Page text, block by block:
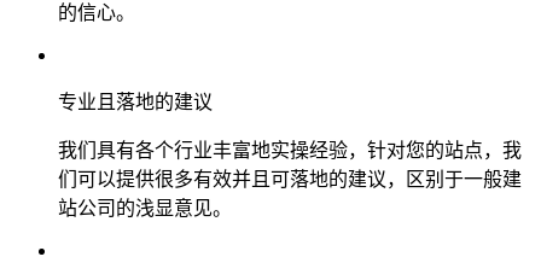
的信心。
专业且落地的建议
我们具有各个行业丰富地实操经验，针对您的站点，我
们可以提供很多有效并且可落地的建议，区别于一般建
站公司的浅显意见。